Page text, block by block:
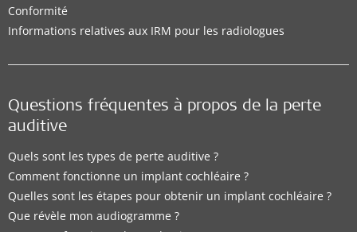
Conformité
Informations relatives aux IRM pour les radiologues
Questions fréquentes à propos de la perte
auditive
Quels sont les types de perte auditive ?
Comment fonctionne un implant cochléaire ?
Quelles sont les étapes pour obtenir un implant cochléaire ?
Que révèle mon audiogramme ?